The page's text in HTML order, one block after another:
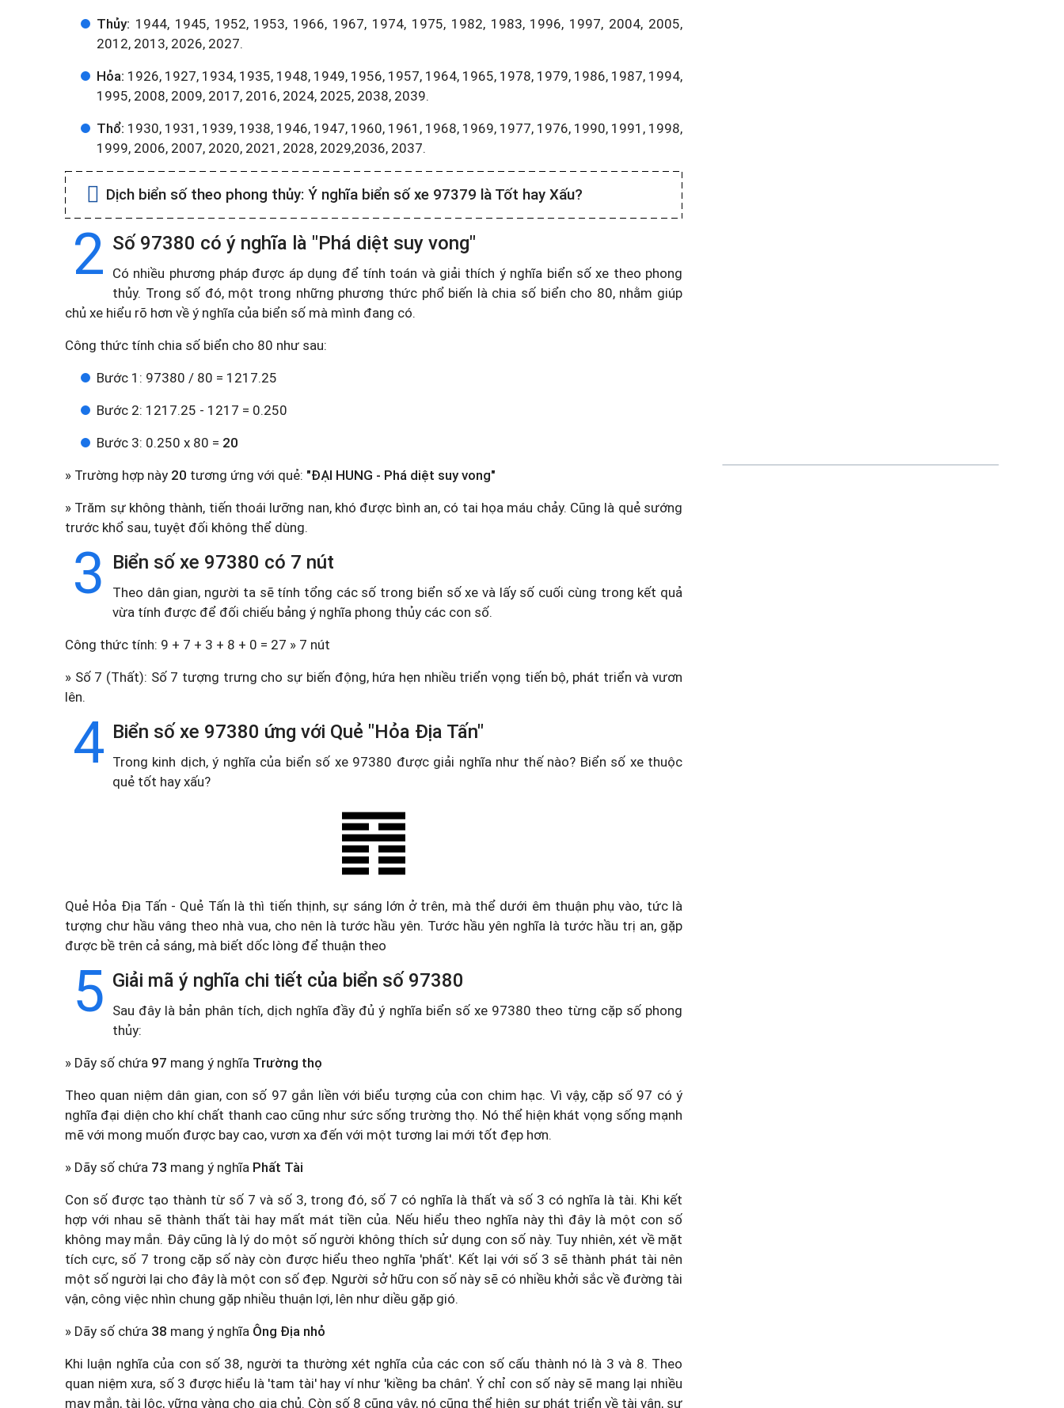
Thủy: 1944, 1945, 1952, 1953, 1966, 1967, 1974, 1975, 1982, 1983, 1996, 1997, 2004, 2005,
2012, 2013, 2026, 2027.
Hỏa: 1926, 1927, 1934, 1935, 1948, 1949, 1956, 1957, 1964, 1965, 1978, 1979, 1986, 1987, 1994,
1995, 2008, 2009, 2017, 2016, 2024, 2025, 2038, 2039.
Thổ: 1930, 1931, 1939, 1938, 1946, 1947, 1960, 1961, 1968, 1969, 1977, 1976, 1990, 1991, 1998,
1999, 2006, 2007, 2020, 2021, 2028, 2029,2036, 2037.
Dịch biển số theo phong thủy: Ý nghĩa biển số xe 97379 là Tốt hay Xấu?
2 Số 97380 có ý nghĩa là "Phá diệt suy vong"
Có nhiều phương pháp được áp dụng để tính toán và giải thích ý nghĩa biển số xe theo phong
thủy. Trong số đó, một trong những phương thức phổ biến là chia số biển cho 80, nhằm giúp
chủ xe hiểu rõ hơn về ý nghĩa của biển số mà mình đang có.
Công thức tính chia số biển cho 80 như sau:
Bước 1: 97380 / 80 = 1217.25
Bước 2: 1217.25 - 1217 = 0.250
Bước 3: 0.250 x 80 = 20
» Trường hợp này 20 tương ứng với quẻ: "ĐẠI HUNG - Phá diệt suy vong"
» Trăm sự không thành, tiến thoái lưỡng nan, khó được bình an, có tai họa máu chảy. Cũng là quẻ sướng
trước khổ sau, tuyệt đối không thể dùng.
3 Biển số xe 97380 có 7 nút
Theo dân gian, người ta sẽ tính tổng các số trong biển số xe và lấy số cuối cùng trong kết quả
vừa tính được để đối chiếu bảng ý nghĩa phong thủy các con số.
Công thức tính: 9 + 7 + 3 + 8 + 0 = 27 » 7 nút
» Số 7 (Thất): Số 7 tượng trưng cho sự biến động, hứa hẹn nhiều triển vọng tiến bộ, phát triển và vươn
lên.
4 Biển số xe 97380 ứng với Quẻ "Hỏa Địa Tấn"
Trong kinh dịch, ý nghĩa của biển số xe 97380 được giải nghĩa như thế nào? Biển số xe thuộc
quẻ tốt hay xấu?
Quẻ Hỏa Địa Tấn - Quẻ Tấn là thì tiến thịnh, sự sáng lớn ở trên, mà thể dưới êm thuận phụ vào, tức là
tượng chư hầu vâng theo nhà vua, cho nên là tước hầu yên. Tước hầu yên nghĩa là tước hầu trị an, gặp
được bề trên cả sáng, mà biết dốc lòng để thuận theo
5 Giải mã ý nghĩa chi tiết của biển số 97380
Sau đây là bản phân tích, dịch nghĩa đầy đủ ý nghĩa biển số xe 97380 theo từng cặp số phong
thủy:
» Dãy số chứa 97 mang ý nghĩa Trường thọ
Theo quan niệm dân gian, con số 97 gắn liền với biểu tượng của con chim hạc. Vì vậy, cặp số 97 có ý
nghĩa đại diện cho khí chất thanh cao cũng như sức sống trường thọ. Nó thể hiện khát vọng sống mạnh
mẽ với mong muốn được bay cao, vươn xa đến với một tương lai mới tốt đẹp hơn.
» Dãy số chứa 73 mang ý nghĩa Phất Tài
Con số được tạo thành từ số 7 và số 3, trong đó, số 7 có nghĩa là thất và số 3 có nghĩa là tài. Khi kết
hợp với nhau sẽ thành thất tài hay mất mát tiền của. Nếu hiểu theo nghĩa này thì đây là một con số
không may mắn. Đây cũng là lý do một số người không thích sử dụng con số này. Tuy nhiên, xét về mặt
tích cực, số 7 trong cặp số này còn được hiểu theo nghĩa 'phất'. Kết lại với số 3 sẽ thành phát tài nên
một số người lại cho đây là một con số đẹp. Người sở hữu con số này sẽ có nhiều khởi sắc về đường tài
vận, công việc nhìn chung gặp nhiều thuận lợi, lên như diều gặp gió.
» Dãy số chứa 38 mang ý nghĩa Ông Địa nhỏ
Khi luận nghĩa của con số 38, người ta thường xét nghĩa của các con số cấu thành nó là 3 và 8. Theo
quan niệm xưa, số 3 được hiểu là 'tam tài' hay ví như 'kiềng ba chân'. Ý chỉ con số này sẽ mang lại nhiều
may mắn, tài lộc, vững vàng cho gia chủ. Còn số 8 cũng vậy, nó cũng thể hiện sự phát triển về tài vận, sự